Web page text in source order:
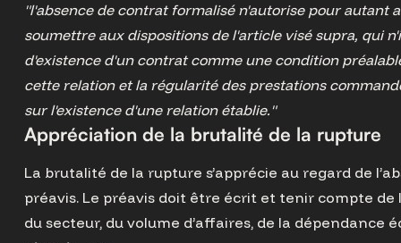
"l'absence de contrat formalisé n'autorise pour autant
soumettre aux dispositions de l'article visé supra, qui
d'existence d'un contrat comme une condition
cette relation et la régularité des prestations
sur l'existence d'une relation établie."
Appréciation de la brutalité de la rupture
La brutalité de la rupture s’apprécie au regard de
préavis. Le préavis doit être écrit et tenir compte de
du secteur, du volume d’affaires, de la dépendance